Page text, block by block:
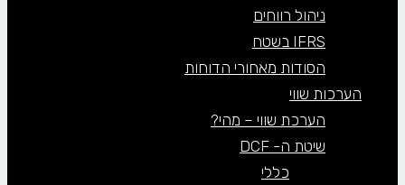
ניהול רווחים
IFRS בשטח
הסודות מאחורי הדוחות
הערכות שווי
הערכת שווי – מהי?
שיטת ה- DCF
כללי